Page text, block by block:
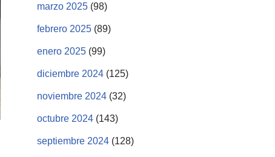
marzo 2025 (98)
febrero 2025 (89)
enero 2025 (99)
diciembre 2024 (125)
noviembre 2024 (32)
octubre 2024 (143)
septiembre 2024 (128)